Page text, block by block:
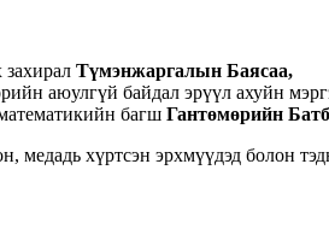
Түмэнжаргалын Баясаа,
аюулгүй байдал эрүүл ахуйн
багш Гантөмөрийн
хүртсэн эрхмүүдэд болон